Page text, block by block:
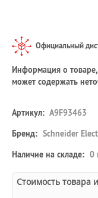
Официальный
Информация о товаре,
может содержать
Артикул: A9F93463
Бренд: Schneider
Наличие на складе: 0
Стоимость товара